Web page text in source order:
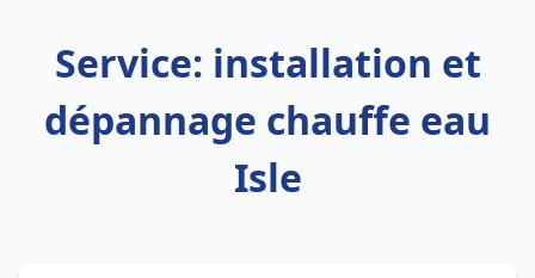
Service: installation et
dépannage chauffe eau
Isle